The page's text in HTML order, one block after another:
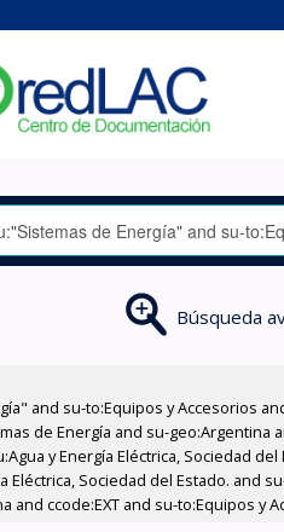
Búsqueda
and su-to:Equipos y Accesorios
de Energía and su-geo:Argentina
y Energía Eléctrica, Sociedad
Eléctrica, Sociedad del Estado.
ccode:EXT and su-to:Equipos y